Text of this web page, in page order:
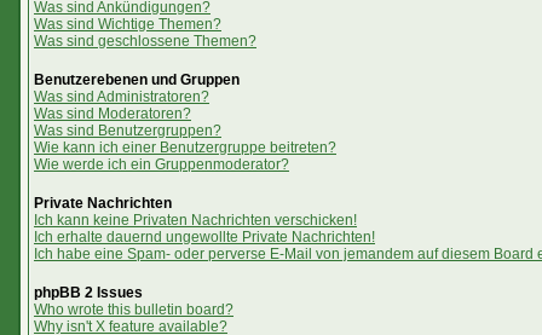
Was sind Ankündigungen?
Was sind Wichtige Themen?
Was sind geschlossene Themen?
Benutzerebenen und Gruppen
Was sind Administratoren?
Was sind Moderatoren?
Was sind Benutzergruppen?
Wie kann ich einer Benutzergruppe beitreten?
Wie werde ich ein Gruppenmoderator?
Private Nachrichten
Ich kann keine Privaten Nachrichten verschicken!
Ich erhalte dauernd ungewollte Private Nachrichten!
Ich habe eine Spam- oder perverse E-Mail von jemandem auf diesem Board
phpBB 2 Issues
Who wrote this bulletin board?
Why isn't X feature available?